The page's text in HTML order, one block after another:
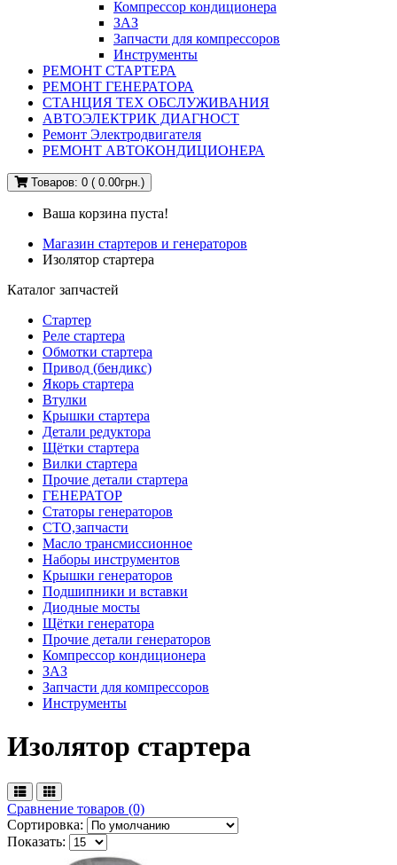
Компрессор кондиционера
ЗАЗ
Запчасти для компрессоров
Инструменты
РЕМОНТ СТАРТЕРА
РЕМОНТ ГЕНЕРАТОРА
СТАНЦИЯ ТЕХ ОБСЛУЖИВАНИЯ
АВТОЭЛЕКТРИК ДИАГНОСТ
Ремонт Электродвигателя
РЕМОНТ АВТОКОНДИЦИОНЕРА
Товаров: 0 ( 0.00грн.)
Ваша корзина пуста!
Магазин стартеров и генераторов
Изолятор стартера
Каталог запчастей
Стартер
Реле стартера
Обмотки стартера
Привод (бендикс)
Якорь стартера
Втулки
Крышки стартера
Детали редуктора
Щётки стартера
Вилки стартера
Прочие детали стартера
ГЕНЕРАТОР
Статоры генераторов
СТО,запчасти
Масло трансмиссионное
Наборы инструментов
Крышки генераторов
Подшипники и вставки
Диодные мосты
Щётки генератора
Прочие детали генераторов
Компрессор кондиционера
ЗАЗ
Запчасти для компрессоров
Инструменты
Изолятор стартера
Сравнение товаров (0)
Сортировка:
Показать: